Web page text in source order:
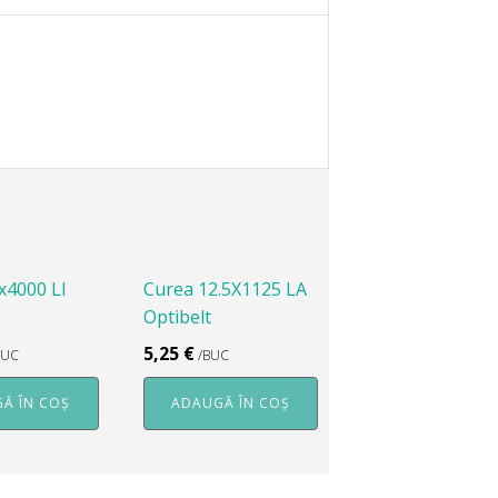
LI
ÎN COȘ
Curea 12.5X1125 LA
Optibelt
5,25 €/BUC
ADAUGĂ ÎN COȘ